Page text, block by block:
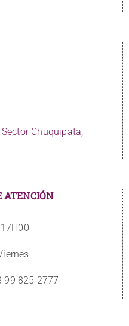
Chuquipata,
ATENCIÓN
99 825 2777